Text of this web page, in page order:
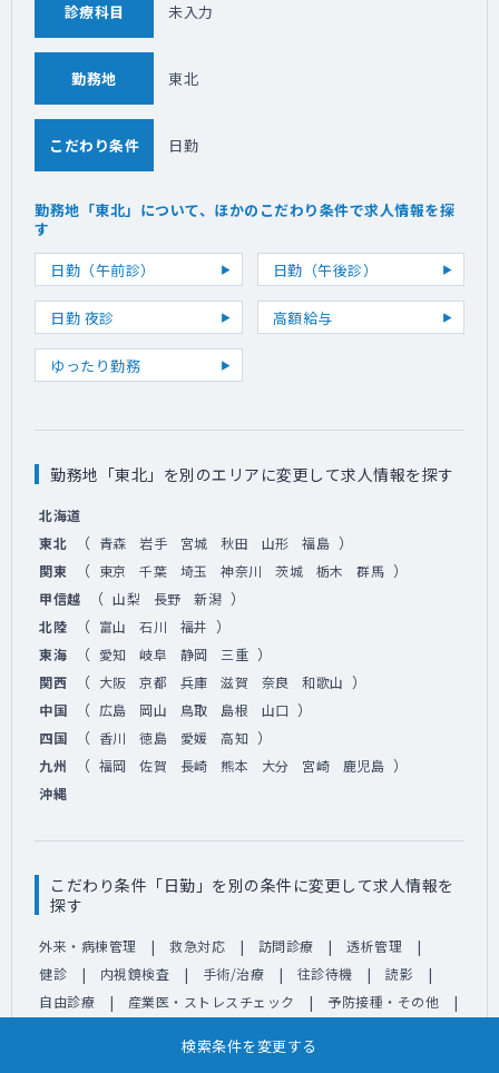
検索条件を変更する
診療科目 未入力
勤務地 東北
こだわり条件 日勤
勤務地「東北」について、ほかのこだわり条件で求人情報を探
す
日勤（午前診）
日勤（午後診）
日勤 夜診 高額給与
ゆったり勤務
勤務地「東北」を別のエリアに変更して求人情報を探す
北海道
東北
（ 青森 岩手 宮城 秋田 山形 福島 ）
関東 （ 東京 千葉 埼玉 神奈川 茨城 栃木 群馬 ）
甲信越 （ 山梨 長野 新潟 ）
北陸 （ 富山 石川 福井 ）
東海 （ 愛知 岐阜 静岡 三重 ）
関西 （ 大阪 京都 兵庫 滋賀 奈良 和歌山 ）
中国 （ 広島 岡山 鳥取 島根 山口 ）
四国 （ 香川 徳島 愛媛 高知 ）
九州 （ 福岡 佐賀 長崎 熊本 大分 宮崎 鹿児島 ）
沖縄
こだわり条件「日勤」を別の条件に変更して求人情報を
探す
外来・病棟管理 救急対応 訪問診療
透析管理
健診
内視鏡検査 手術/治療 往診待機
読影
自由診療
産業医・ストレスチェック
予防接種・その他
遠距離交通費支給 残業なし